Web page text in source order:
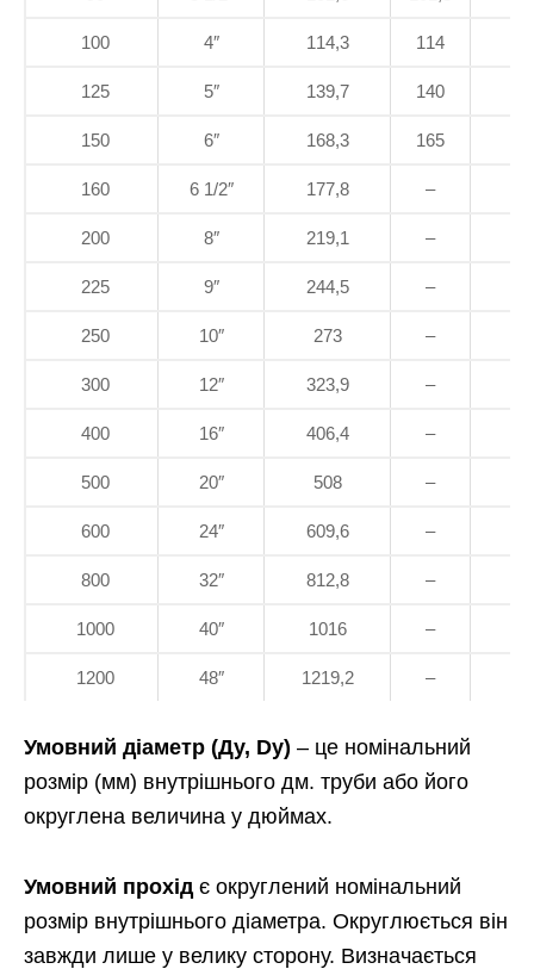
100 4″ 114,3 114
125 5″ 139,7 140
150 6″ 168,3 165
160 6 1/2″ 177,8 –
200 8″ 219,1 –
225 9″ 244,5 –
250 10″ 273 –
300 12″ 323,9 –
400 16″ 406,4 –
500 20″ 508 –
600 24″ 609,6 –
800 32″ 812,8 –
1000 40″ 1016 –
1200 48″ 1219,2 –
Умовний діаметр (Ду, Dy) – це номінальний
розмір (мм) внутрішнього дм. труби або його
округлена величина у дюймах.
Умовний прохідє округлений номінальний
розмір внутрішнього діаметра. Округлюється він
завжди лише у велику сторону. Визначається